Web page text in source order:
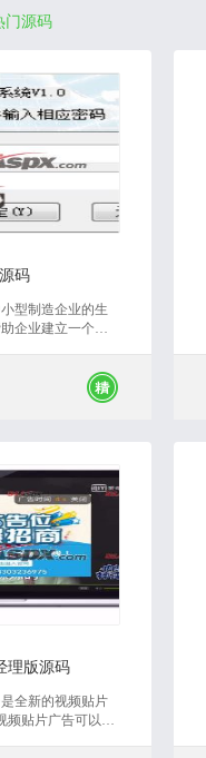
门源码
码
型制造企业的生
企业建立一个规
效率、掌握及
态，有效控制生
理版源码
全新的视频贴片
频贴片广告可以帮